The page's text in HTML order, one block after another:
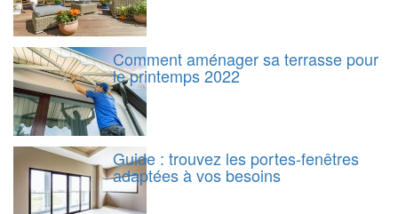
Comment aménager sa terrasse pour
le printemps 2022
Guide : trouvez les portes-fenêtres
adaptées à vos besoins